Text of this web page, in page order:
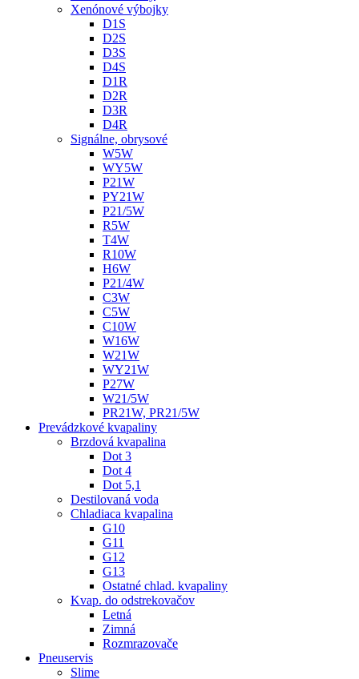
Xenónové výbojky
D1S
D2S
D3S
D4S
D1R
D2R
D3R
D4R
Signálne, obrysové
W5W
WY5W
P21W
PY21W
P21/5W
R5W
T4W
R10W
H6W
P21/4W
C3W
C5W
C10W
W16W
W21W
WY21W
P27W
W21/5W
PR21W, PR21/5W
Prevádzkové kvapaliny
Brzdová kvapalina
Dot 3
Dot 4
Dot 5,1
Destilovaná voda
Chladiaca kvapalina
G10
G11
G12
G13
Ostatné chlad. kvapaliny
Kvap. do odstrekovačov
Letná
Zimná
Rozmrazovače
Pneuservis
Slime